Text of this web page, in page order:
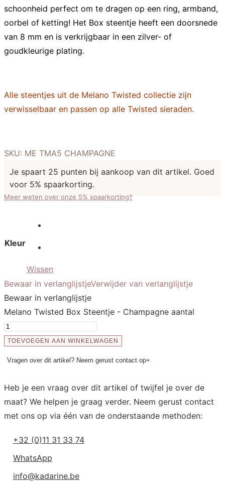
schoonheid perfect om te dragen op een ring, armband,
oorbel of ketting! Het Box steentje heeft een doorsnede
van 8 mm en is verkrijgbaar in een zilver- of
goudkleurige plating.
Alle steentjes uit de Melano Twisted collectie zijn
verwisselbaar en passen op alle Twisted sieraden.
SKU: ME TMA5 CHAMPAGNE
Je spaart 25 punten bij aankoop van dit artikel. Goed
voor 5% spaarkorting.
Meer weten over onze 5% spaarkorting?
Kleur
Wissen
Bewaar in verlanglijstjeVerwijder van verlanglijstje
Bewaar in verlanglijstje
Melano Twisted Box Steentje - Champagne aantal
TOEVOEGEN AAN WINKELWAGEN
Vragen over dit artikel? Neem gerust contact op+
Heb je een vraag over dit artikel of twijfel je over de
maat? We helpen je graag verder. Neem gerust contact
met ons op via één van de onderstaande methoden:
+32 (0)11 31 33 74
WhatsApp
info@kadarine.be